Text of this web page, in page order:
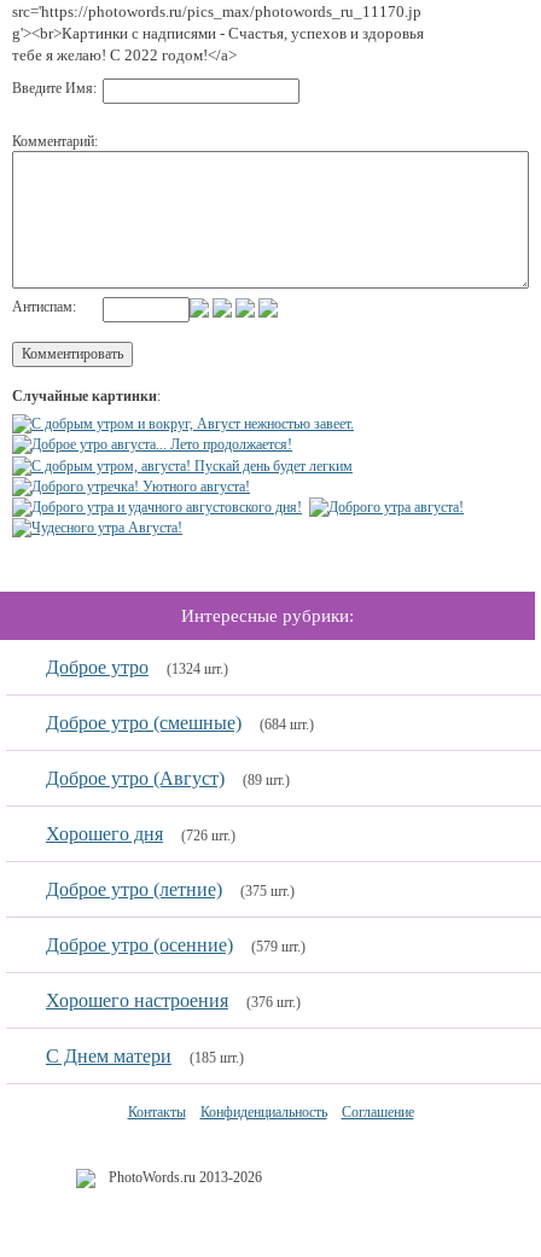
src='https://photowords.ru/pics_max/photowords_ru_11170.jp
g'><br>Картинки с надписями - Счастья, успехов и здоровья
тебе я желаю! С 2022 годом!</a>
Введите Имя:
Комментарий:
Антиспам:
Случайные картинки:
Интересные рубрики:
Доброе утро (1324 шт.)
Доброе утро (смешные) (684 шт.)
Доброе утро (Август) (89 шт.)
Хорошего дня (726 шт.)
Доброе утро (летние) (375 шт.)
Доброе утро (осенние) (579 шт.)
Хорошего настроения (376 шт.)
С Днем матери (185 шт.)
Контакты Конфиденциальность Соглашение
PhotoWords.ru 2013-2026